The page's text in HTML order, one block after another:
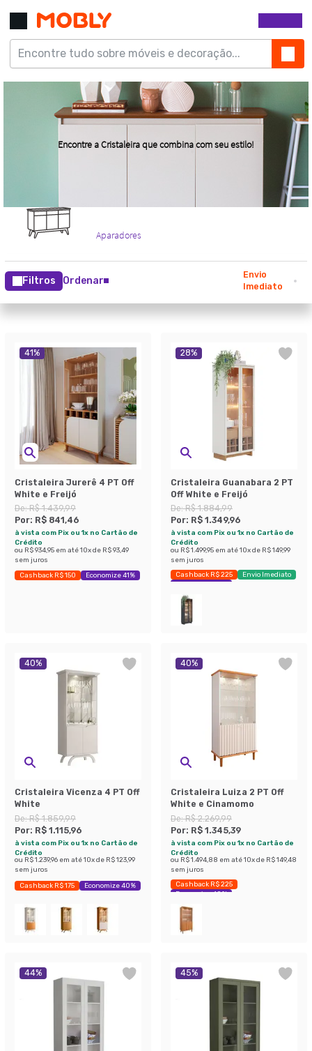
Filtros Ordenar
Envio
Imediato
41%
Cristaleira Jurerê 4 PT Off
White e Freijó
De:R$ 1.439,99
Por: R$ 841,46
à vista com Pix ou 1x no Cartão de
Crédito
ou R$ 934,95 em até10x de R$ 93,49
sem juros
Cashback R$ 150 Economize 41%
28%
Cristaleira Guanabara 2 PT
Off White e Freijó
De:R$ 1.884,99
Por: R$ 1.349,96
à vista com Pix ou 1x no Cartão de
Crédito
ou R$ 1.499,95 em até10x de R$ 149,99
sem juros
Cashback R$ 225
Envio Imediato
Economize 28%
40%
Cristaleira Vicenza 4 PT Off
White
De:R$ 1.859,99
Por: R$ 1.115,96
à vista com Pix ou 1x no Cartão de
Crédito
ou R$ 1.239,96 em até10x de R$ 123,99
sem juros
Cashback R$ 175 Economize 40%
40%
Cristaleira Luiza 2 PT Off
White e Cinamomo
De:R$ 2.269,99
Por: R$ 1.345,39
à vista com Pix ou 1x no Cartão de
Crédito
ou R$ 1.494,88 em até10x de R$ 149,48
sem juros
Cashback R$ 225
Economize 40%
44% 45%